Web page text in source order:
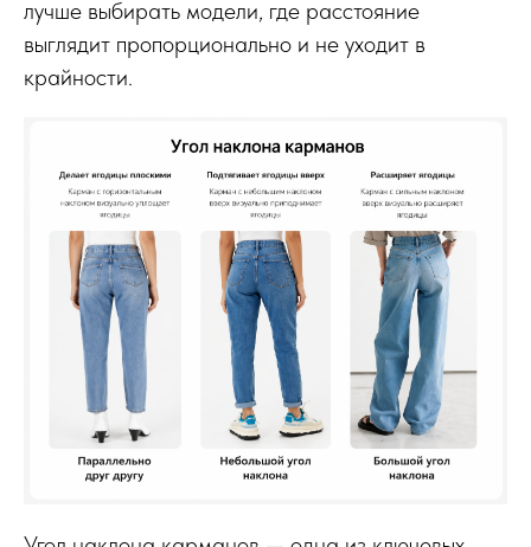
лучше выбирать модели, где расстояние
выглядит пропорционально и не уходит в
крайности.